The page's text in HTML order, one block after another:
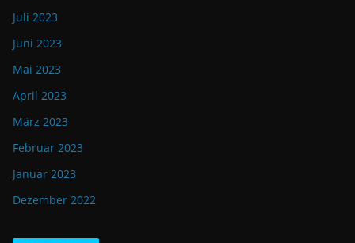
Juli 2023
Juni 2023
Mai 2023
April 2023
März 2023
Februar 2023
Januar 2023
Dezember 2022